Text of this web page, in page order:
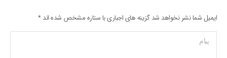
ایمیل شما نشر نخواهد شد گزینه های اجباری با ستاره مشخص شده اند*
پیام